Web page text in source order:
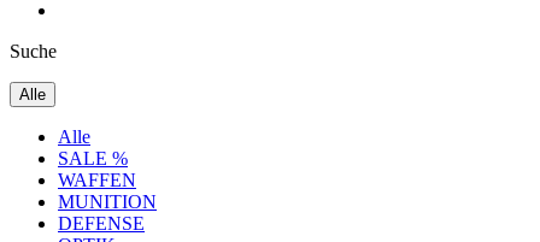
Suche
Alle
Alle
SALE %
WAFFEN
MUNITION
DEFENSE